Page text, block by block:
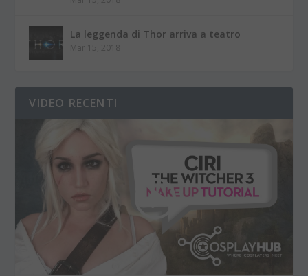
La leggenda di Thor arriva a teatro
Mar 15, 2018
VIDEO RECENTI